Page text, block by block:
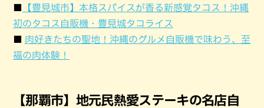
【豊見城市】本格スパイスが香る新感覚タコス！沖縄
初のタコス自販機・豊見城タコライス
肉好きたちの聖地！沖縄のグルメ自販機で味わう、至
福の肉体験！
【那覇市】地元民熱愛ステーキの名店自